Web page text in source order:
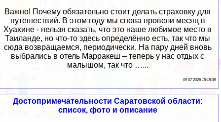
Важно! Почему обязательно стоит делать страховку для
путешествий. В этом году мы снова провели месяц в
Хуахине - нельзя сказать, что это наше любимое место в
Таиланде, но что-то здесь определённо есть, так что мы
сюда возвращаемся, периодически. На пару дней вновь
выбрались в отель Марракеш – теперь у нас отдых с
малышом, так что …...
09 07 2026 15:18:38
Достопримечательности Саратовской области:
список, фото и описание